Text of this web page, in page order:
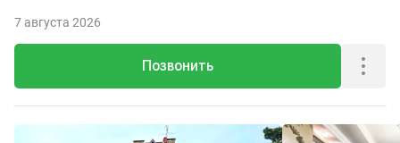
Позвонить
7 августа 2026